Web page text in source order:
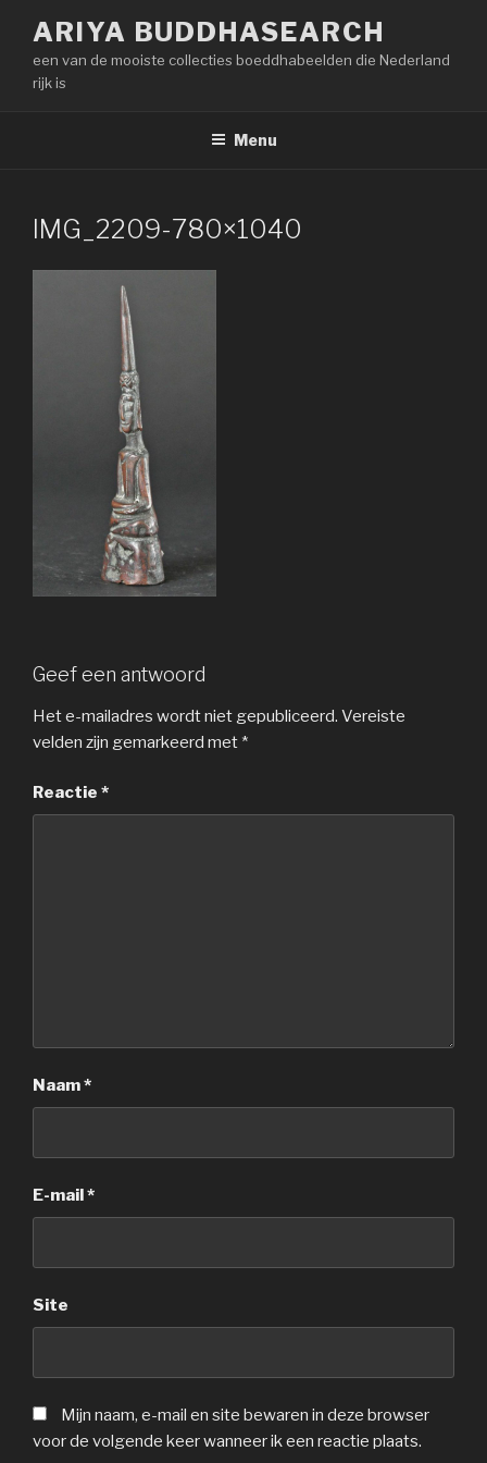
inhoud
springen
ARIYA BUDDHASEARCH
een van de mooiste collecties boeddhabeelden die Nederland
rijk is
Menu
IMG_2209-780×1040
Geef een antwoord
Het e-mailadres wordt niet gepubliceerd. Vereiste
velden zijn gemarkeerd met *
Reactie *
Naam*
E-mail *
Site
Mijn naam, e-mail en site bewaren in deze browser
voor de volgende keer wanneer ik een reactie plaats.